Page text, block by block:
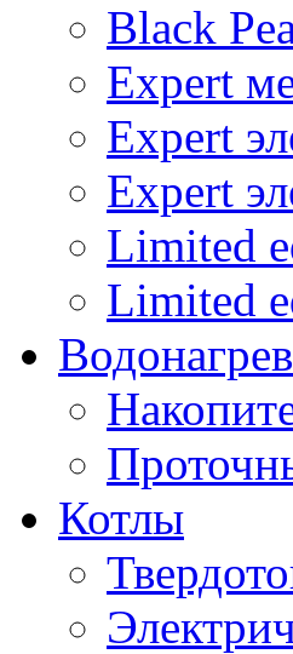
Black
Expert
Expert
Expert
Limited
Limited
Котлы